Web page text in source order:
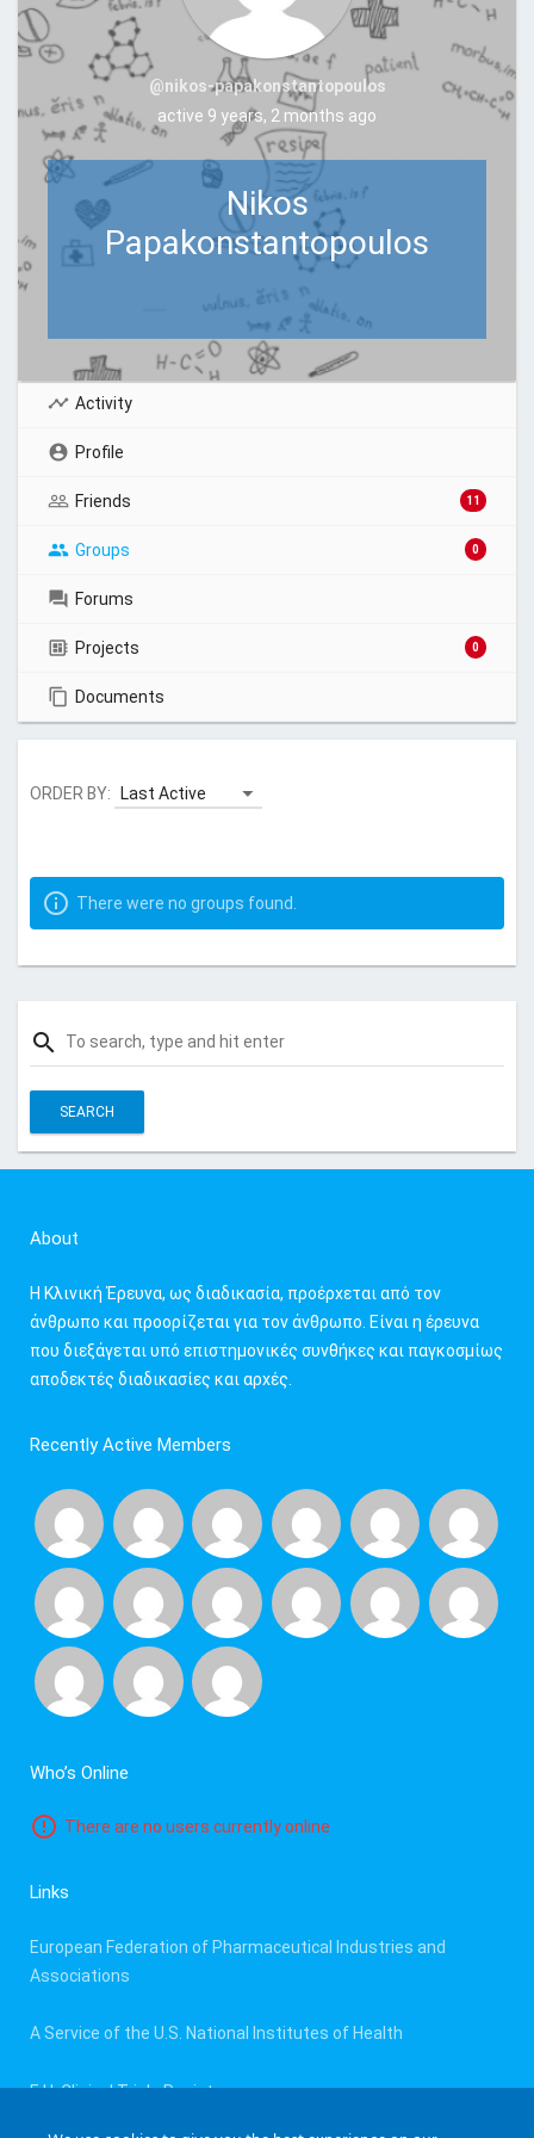
@nikos-papakonstantopoulos
active 9 years, 2 months ago
Nikos
Papakonstantopoulos
Activity
Profile
Friends 11
Groups 0
Forums
Projects 0
Documents
ORDER BY:
There were no groups found.
S
r
c
o
:
search
About
Η Κλινική Έρευνα, ως διαδικασία, προέρχεται από τον
άνθρωπο και προορίζεται για τον άνθρωπο. Είναι η έρευνα
που διεξάγεται υπό επιστημονικές συνθήκες και παγκοσμίως
αποδεκτές διαδικασίες και αρχές.
Recently Active Members
Who’s Online
There are no users currently online
Links
European Federation of Pharmaceutical Industries and
Associations
A Service of the U.S. National Institutes of Health
E.U. Clinical Trials Register